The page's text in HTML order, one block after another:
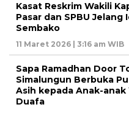
Kasat Reskrim Wakili
Pasar dan SPBU
Sembako
11 Maret 2026 | 3:16 am WIB
Sapa Ramadhan Door
Simalungun Berbuka
Asih kepada Anak-
Duafa